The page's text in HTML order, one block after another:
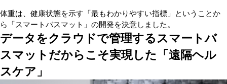
体重は、健康状態を示す「最もわかりやすい指標」ということか
ら「スマートバスマット」の開発を決意しました。
データをクラウドで管理するスマートバ
スマットだからこそ実現した「遠隔ヘル
スケア」